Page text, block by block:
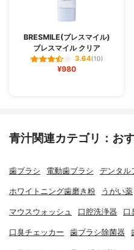
BRESMILE(ブレスマイル)
ブレスマイル クリア
3.64(10)
¥980
青汁関連カテゴリ：お
歯ブラシ 電動歯ブラシ デンタル
ホワイトニング歯磨き粉 うがい薬
マウスウォッシュ 口腔洗浄器 口
口臭チェッカー 歯ブラシ除菌器